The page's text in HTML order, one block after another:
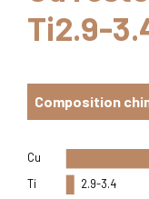
Ti2.9-
Composition
Cu
Ti
2.9-3.4